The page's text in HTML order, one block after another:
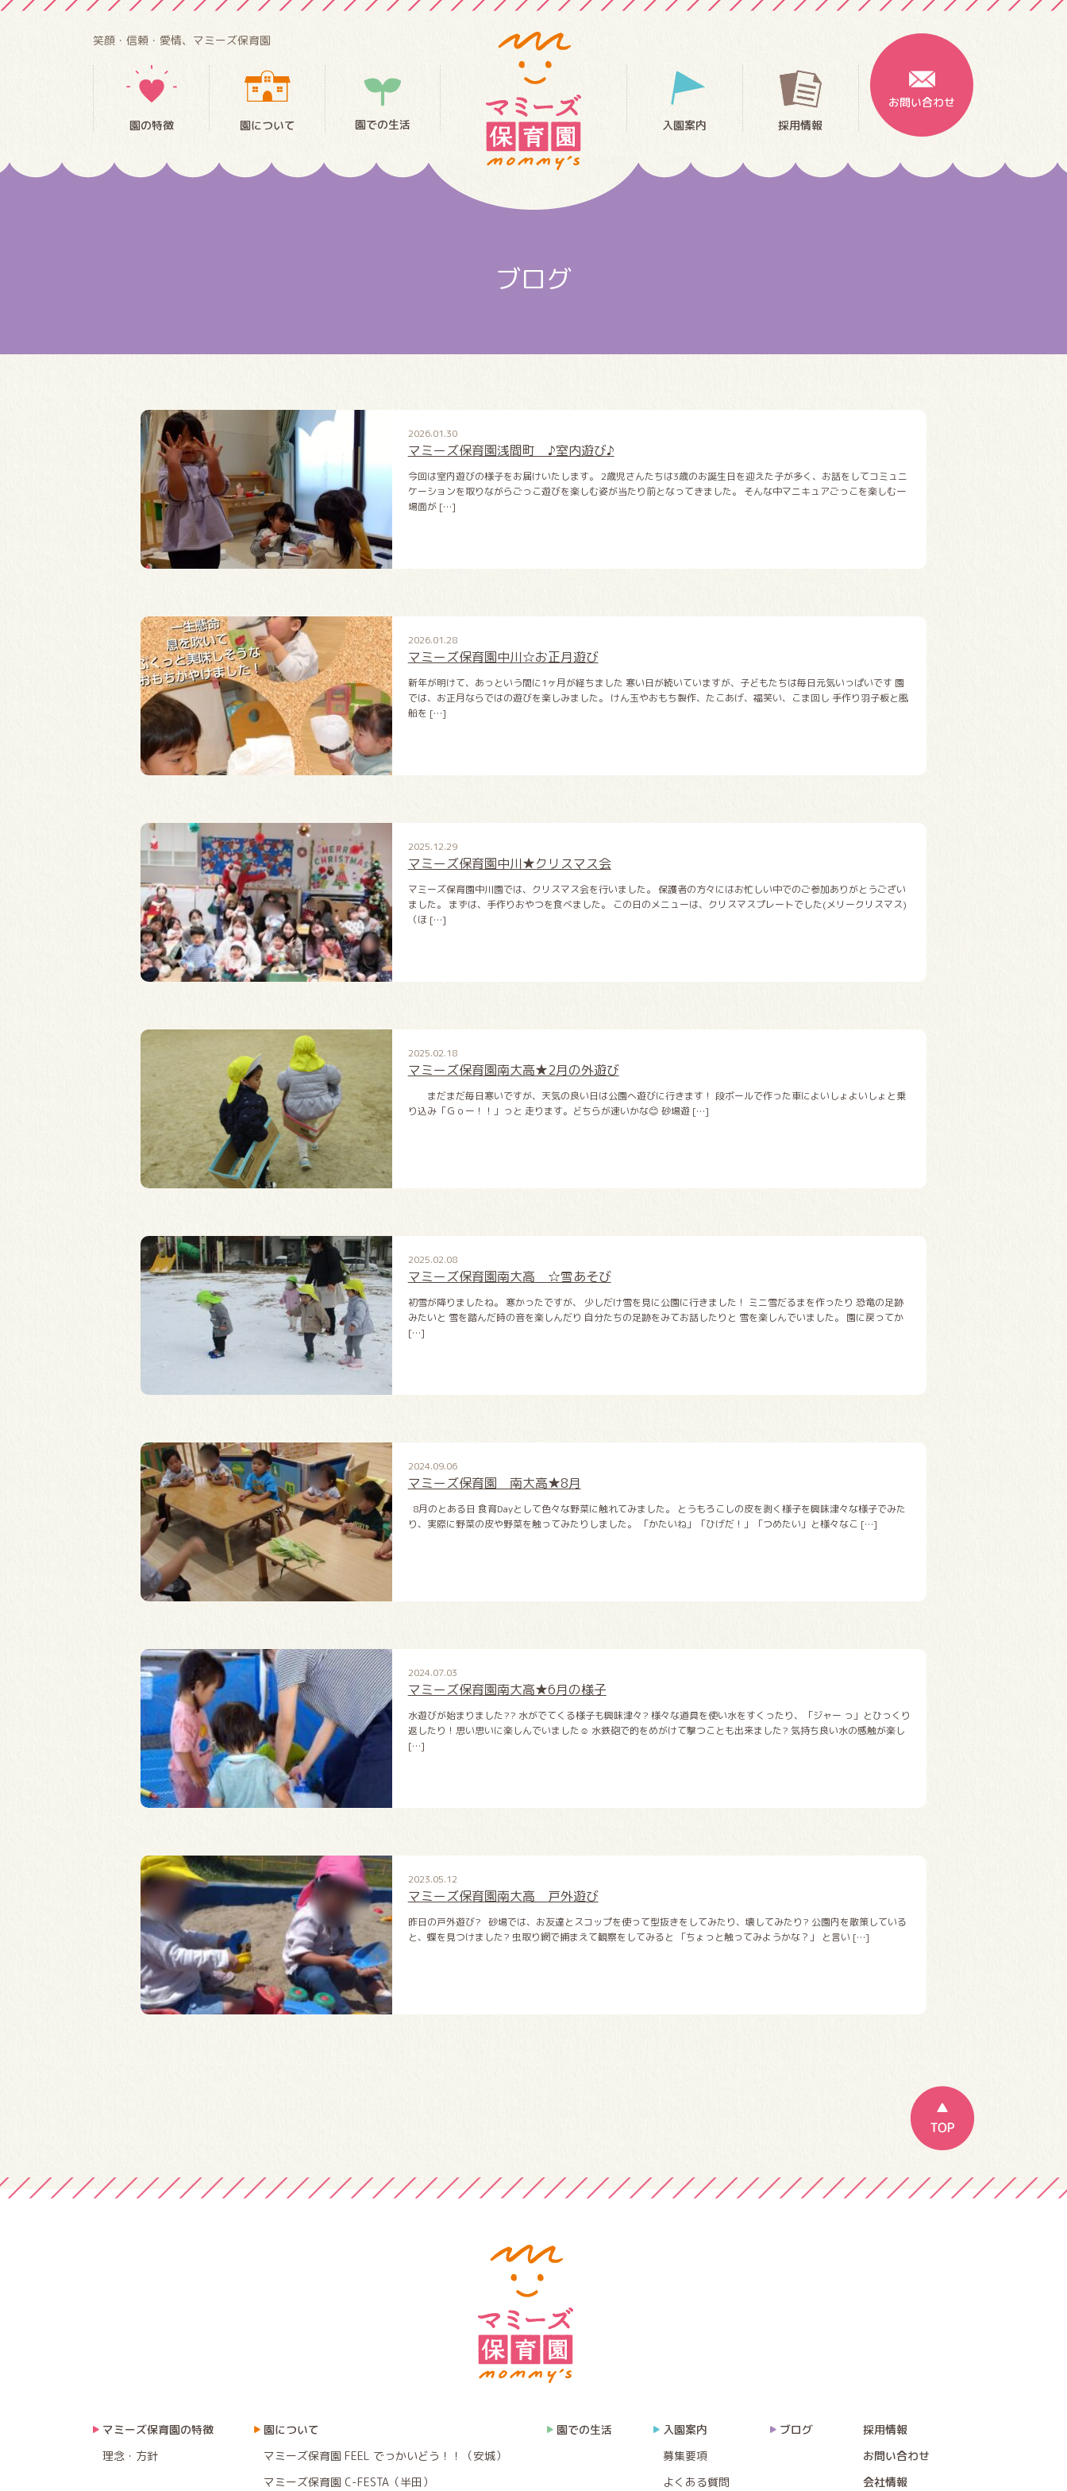
笑顔・信頼・愛情、マミーズ保育園
園の特徴 園について 園での生活 入園案内 採用情報
お問い合わせ
ブログ
2026.01.30
マミーズ保育園浅間町 ♪室内遊び♪
今回は室内遊びの様子をお届けいたします。 2歳児さんたちは3歳のお誕生日を迎えた子が多く、お話をしてコミュニ
ケーションを取りながらごっこ遊びを楽しむ姿が当たり前となってきました。 そんな中マニキュアごっこを楽しむ一
場面が […]
2026.01.28
マミーズ保育園中川☆お正月遊び
新年が明けて、あっという間に1ヶ月が経ちました 寒い日が続いていますが、子どもたちは毎日元気いっぱいです 園
では、お正月ならではの遊びを楽しみました。 けん玉やおもち製作、たこあげ、福笑い、こま回し 手作り羽子板と風
船を […]
2025.12.29
マミーズ保育園中川★クリスマス会
マミーズ保育園中川園では、クリスマス会を行いました。 保護者の方々にはお忙しい中でのご参加ありがとうござい
ました。 まずは、手作りおやつを食べました。 この日のメニューは、クリスマスプレートでした(メリークリスマス)
（ほ […]
2025.02.18
マミーズ保育園南大高★2月の外遊び
まだまだ毎日寒いですが、天気の良い日は公園へ遊びに行きます！ 段ボールで作った車によいしょよいしょと乗
り込み「Ｇｏー！！」っと 走ります。どちらが速いかな😊 砂場遊 […]
2025.02.08
マミーズ保育園南大高 ☆雪あそび
初雪が降りましたね。 寒かったですが、 少しだけ雪を見に公園に行きました！ ミニ雪だるまを作ったり 恐竜の足跡
みたいと 雪を踏んだ時の音を楽しんだり 自分たちの足跡をみてお話したりと 雪を楽しんでいました。 園に戻ってか
[…]
2024.09.06
マミーズ保育園 南大高★8月
8月のとある日 食育Dayとして色々な野菜に触れてみました。 とうもろこしの皮を剥く様子を興味津々な様子でみた
り、実際に野菜の皮や野菜を触ってみたりしました。 「かたいね」「ひげだ！」「つめたい」と様々なこ […]
2024.07.03
マミーズ保育園南大高★6月の様子
水遊びが始まりました?? 水がでてくる様子も興味津々? 様々な道具を使い水をすくったり、「ジャー っ」とひっくり
返したり！思い思いに楽しんでいました☺ 水鉄砲で的をめがけて撃つことも出来ました? 気持ち良い水の感触が楽し
[…]
2023.05.12
マミーズ保育園南大高 戸外遊び
昨日の戸外遊び? 砂場では、お友達とスコップを使って型抜きをしてみたり、壊してみたり? 公園内を散策している
と、蝶を見つけました? 虫取り網で捕まえて観察をしてみると 「ちょっと触ってみようかな？」 と言い […]
マミーズ保育園の特徴
理念・方針
園について
マミーズ保育園 FEEL でっかいどう！！（安城）
マミーズ保育園 C-FESTA（半田）
園での生活
入園案内
募集要項
よくある質問
ブログ
採用情報
お問い合わせ
会社情報